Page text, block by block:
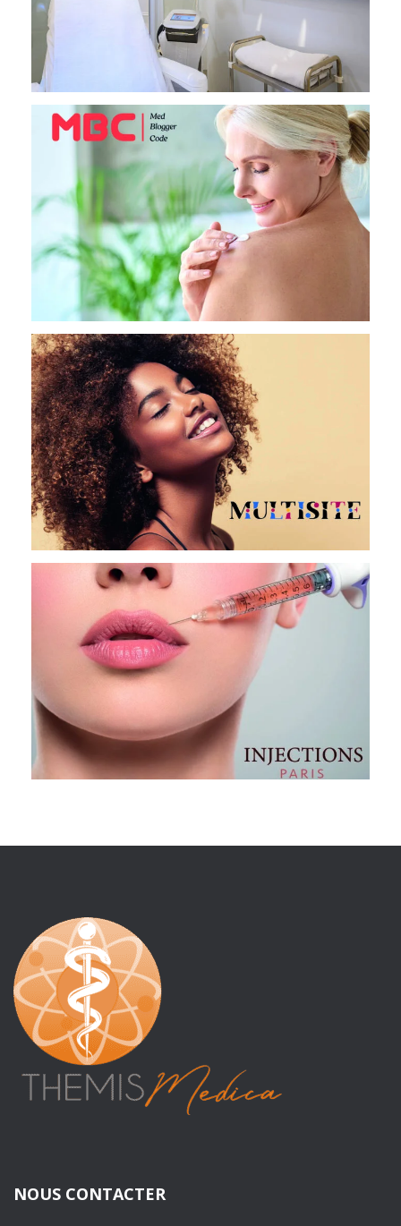
MED BLOGGER CODE
MULTISITES
MULTISITES
INJECTIONS PARIS
INJECTIONS PARIS
NOUS CONTACTER